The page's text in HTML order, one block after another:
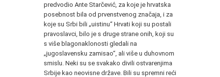
predvodio Ante Starčević, za koje je hrvatska
po­sebnost bila od prvenstvenog značaja, i za
koje su Srbi bili „uis­tinu“ Hrvati koji su postali
pravoslavci, bilo je s druge strane onih, koji su
s više blagonaklonosti gledali na
„jugoslavensku za­misao“, ali više u duhovnom
smislu. Neki su se svakako divili os­tvarenjima
Srbije kao neovisne države. Bili su spremni reći